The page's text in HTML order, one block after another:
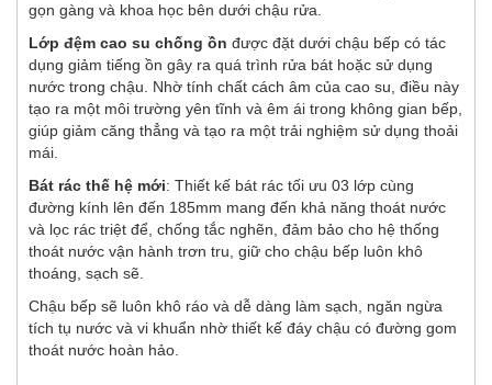
gọn gàng và khoa học bên dưới chậu rửa.
Lớp đệm cao su chống ồn được đặt dưới chậu bếp có tác
dụng giảm tiếng ồn gây ra quá trình rửa bát hoặc sử dụng
nước trong chậu. Nhờ tính chất cách âm của cao su, điều này
tạo ra một môi trường yên tĩnh và êm ái trong không gian bếp,
giúp giảm căng thẳng và tạo ra một trải nghiệm sử dụng thoải
mái.
Bát rác thế hệ mới: Thiết kế bát rác tối ưu 03 lớp cùng
đường kính lên đến 185mm mang đến khả năng thoát nước
và lọc rác triệt để, chống tắc nghẽn, đảm bảo cho hệ thống
thoát nước vận hành trơn tru, giữ cho chậu bếp luôn khô
thoáng, sạch sẽ.
Chậu bếp sẽ luôn khô ráo và dễ dàng làm sạch, ngăn ngừa
tích tụ nước và vi khuẩn nhờ thiết kế đáy chậu có đường gom
thoát nước hoàn hảo.